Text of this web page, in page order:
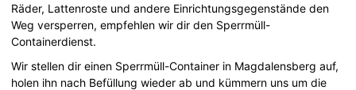
Räder, Lattenroste und andere Einrichtungsgegenstände den
Weg versperren, empfehlen wir dir den Sperrmüll-
Containerdienst.
Wir stellen dir einen Sperrmüll-Container in Magdalensberg auf,
holen ihn nach Befüllung wieder ab und kümmern uns um die